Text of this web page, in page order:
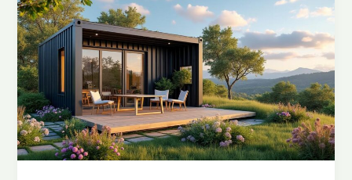
pour
Votre
Maison
Ancienne
en
juin
2026